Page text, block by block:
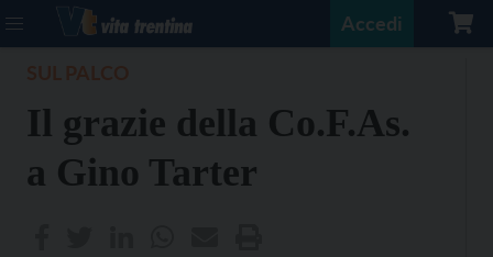
Accedi
Il grazie della Co.F.As.
a Gino Tarter